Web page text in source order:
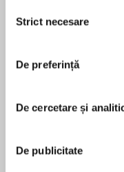
consimțământului
Strict necesare
De preferință
De cercetare și
De publicitate
series continues
Omen of the Stars
Clans.
It has been
and one other cat
MAI MULT
pentru această